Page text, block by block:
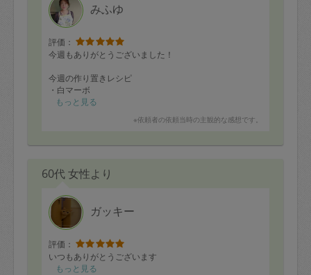
みふゆ
評価：
今週もありがとうございました！
今週の作り置きレシピ
・白マーボ
・山芋とキュウリのさっぱり和え
・豚ロースの蒸し焼き、リンゴソース
・茹でトウモロコシ
もっと見る
※依頼者の依頼当時の主観的な感想です。
60代 女性より
ガッキー
評価：
いつもありがとうございます
もっと見る